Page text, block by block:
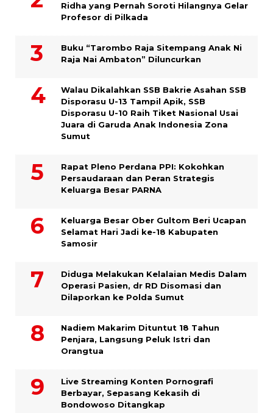
Ridha yang Pernah Soroti Hilangnya Gelar
Profesor di Pilkada
Buku “Tarombo Raja Sitempang Anak Ni
Raja Nai Ambaton” Diluncurkan
Walau Dikalahkan SSB Bakrie Asahan SSB
Disporasu U-13 Tampil Apik, SSB
Disporasu U-10 Raih Tiket Nasional Usai
Juara di Garuda Anak Indonesia Zona
Sumut
Rapat Pleno Perdana PPI: Kokohkan
Persaudaraan dan Peran Strategis
Keluarga Besar PARNA
Keluarga Besar Ober Gultom Beri Ucapan
Selamat Hari Jadi ke-18 Kabupaten
Samosir
Diduga Melakukan Kelalaian Medis Dalam
Operasi Pasien, dr RD Disomasi dan
Dilaporkan ke Polda Sumut
​Nadiem Makarim Dituntut 18 Tahun
Penjara, Langsung Peluk Istri dan
Orangtua
Live Streaming Konten Pornografi
Berbayar, Sepasang Kekasih di
Bondowoso Ditangkap